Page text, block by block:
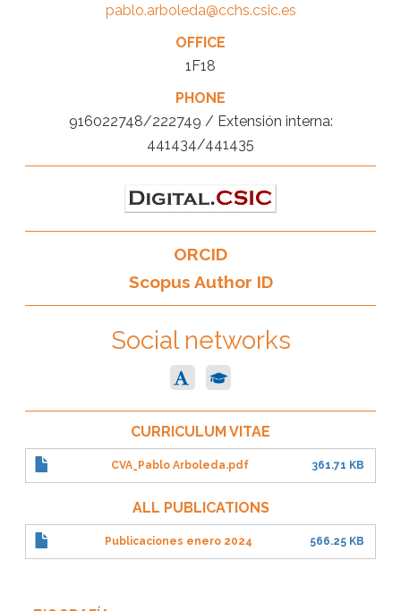
pablo.arboleda@cchs.csic.es
OFFICE
1F18
PHONE
916022748/222749 / Extensión interna:
441434/441435
ORCID
Scopus Author ID
Social networks
CURRICULUM VITAE
CVA_Pablo Arboleda.pdf 361.71 KB
ALL PUBLICATIONS
Publicaciones enero 2024 566.25 KB